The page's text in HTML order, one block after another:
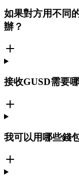
如果對方用不同
辦？
接收GUSD需要
我可以用哪些錢